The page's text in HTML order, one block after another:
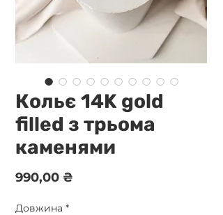
Кольє 14K gold
filled з трьома
каменями
990,00 ₴
Довжина *